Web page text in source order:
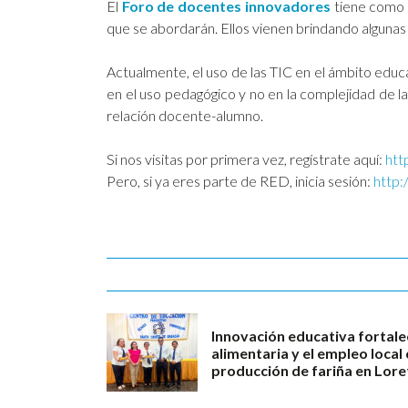
El Foro de docentes innovadores tiene como
que se abordarán. Ellos vienen brindando
Actualmente, el uso de las TIC en el ámbito
en el uso pedagógico y no en la complejidad de
relación docente-alumno.
Si nos visitas por primera vez, regístrate aquí:
Pero, si ya eres parte de RED, inicia sesión:
Innovación educativa
alimentaria y el empleo local
producción de fariña en